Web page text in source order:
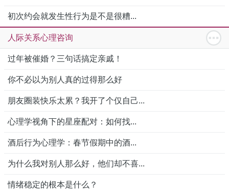
初次约会就发生性行为是不是很糟...
人际关系心理咨询
过年被催婚？三句话搞定亲戚！
你不必以为别人真的过得那么好
朋友圈装快乐太累？我开了个仅自己...
心理学视角下的星座配对：如何找...
酒后行为心理学：春节假期中的酒...
为什么我对别人那么好，他们却不喜...
情绪稳定的根本是什么？